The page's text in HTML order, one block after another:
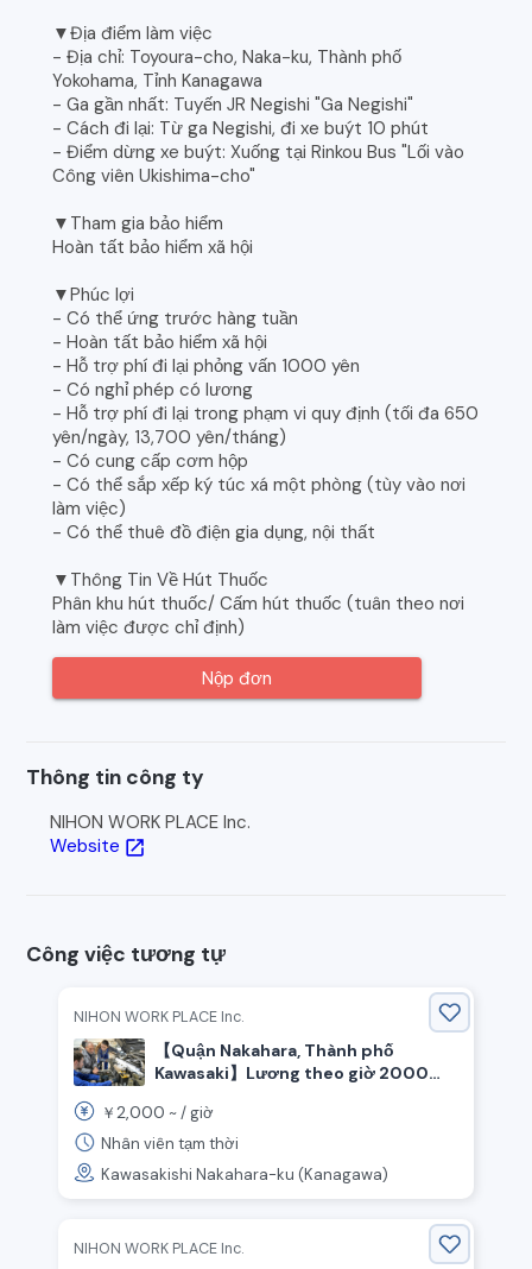
▼Địa điểm làm việc
- Địa chỉ: Toyoura-cho, Naka-ku, Thành phố
Yokohama, Tỉnh Kanagawa
- Ga gần nhất: Tuyến JR Negishi "Ga Negishi"
- Cách đi lại: Từ ga Negishi, đi xe buýt 10 phút
- Điểm dừng xe buýt: Xuống tại Rinkou Bus "Lối vào
Công viên Ukishima-cho"
▼Tham gia bảo hiểm
Hoàn tất bảo hiểm xã hội
▼Phúc lợi
- Có thể ứng trước hàng tuần
- Hoàn tất bảo hiểm xã hội
- Hỗ trợ phí đi lại phỏng vấn 1000 yên
- Có nghỉ phép có lương
- Hỗ trợ phí đi lại trong phạm vi quy định (tối đa 650
yên/ngày, 13,700 yên/tháng)
- Có cung cấp cơm hộp
- Có thể sắp xếp ký túc xá một phòng (tùy vào nơi
làm việc)
- Có thể thuê đồ điện gia dụng, nội thất
▼Thông Tin Về Hút Thuốc
Phân khu hút thuốc/ Cấm hút thuốc (tuân theo nơi
làm việc được chỉ định)
Nộp đơn
Thông tin công ty
NIHON WORK PLACE Inc.
Website open_in_new
Công việc tương tự
NIHON WORK PLACE Inc.
【Quận Nakahara, Thành phố
Kawasaki】Lương theo giờ 2000
350,000 yên trong thời gian giới
hạn! / Sản xuất thân xe tải, lắp ráp,
xe, lắp đặt phụ tùng vào khung xe
￥2,000 ~ /giờ
Nhân viên tạm thời
Kawasakishi Nakahara-ku (Kanagawa)
NIHON WORK PLACE Inc.